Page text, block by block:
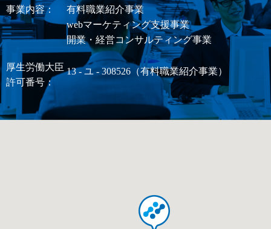
事業内容：
有料職業紹介事業
webマーケティング支援事業
開業・経営コンサルティング事業
厚生労働大臣
許可番号：
13 - ユ - 308526（有料職業紹介事業）